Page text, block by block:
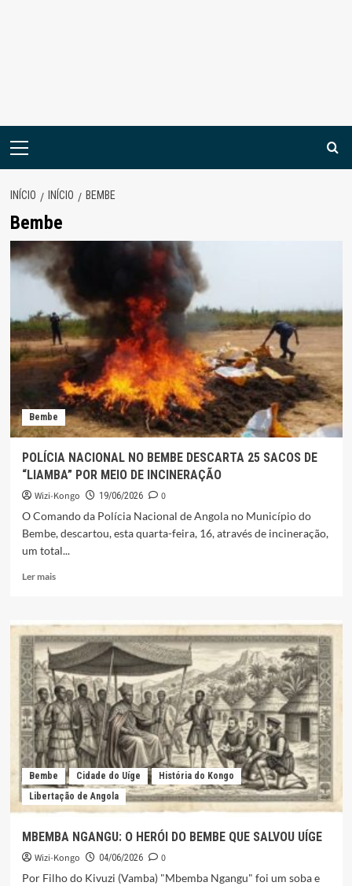
Menu
INÍCIO INÍCIO BEMBE
Bembe
Bembe
POLÍCIA NACIONAL NO BEMBE DESCARTA 25 SACOS DE
“LIAMBA” POR MEIO DE INCINERAÇÃO
Wizi-Kongo 19/06/2026
0
O Comando da Polícia Nacional de Angola no Município do
Bembe, descartou, esta quarta-feira, 16, através de incineração,
um total...
Ler maisLeia
NACIONAL
NO
BEMBE
DESCARTA
25
SACOS
DE
“LIAMBA”
POR
MEIO
DE
INCINERAÇÃO
Bembe Cidade do Uíge
História do Kongo
Libertação de Angola
MBEMBA NGANGU: O HERÓI DO BEMBE QUE SALVOU UÍGE
Wizi-Kongo 04/06/2026
0
Por Filho do Kivuzi (Vamba) "Mbemba Ngangu" foi um soba e